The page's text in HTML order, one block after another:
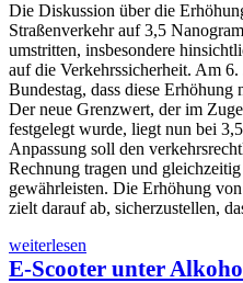
Die Diskussion über die
Straßenverkehr auf 3,5
umstritten, insbesondere
auf die Verkehrssicherheit. Am
Bundestag, dass diese
Der neue Grenzwert, der im
festgelegt wurde, liegt nun bei
Anpassung soll den
Rechnung tragen und
gewährleisten. Die Erhöhung
zielt darauf ab, sicherzustellen,
weiterlesen
E-Scooter unter